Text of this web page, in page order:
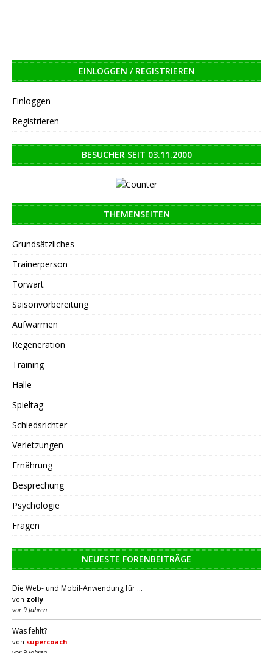
EINLOGGEN / REGISTRIEREN
Einloggen
Registrieren
BESUCHER SEIT 03.11.2000
THEMENSEITEN
Grundsätzliches
Trainerperson
Torwart
Saisonvorbereitung
Aufwärmen
Regeneration
Training
Halle
Spieltag
Schiedsrichter
Verletzungen
Ernährung
Besprechung
Psychologie
Fragen
NEUESTE FORENBEITRÄGE
Die Web- und Mobil-Anwendung für …
von zolly
vor 9 Jahren
Was fehlt?
von supercoach